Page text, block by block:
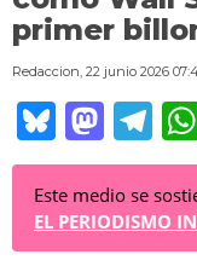
primer
Redaccion 22 junio 2026
Bl
u
e
sk
M
a
st
o
T
el
e
gr
Este medio se
EL PERIODISMO